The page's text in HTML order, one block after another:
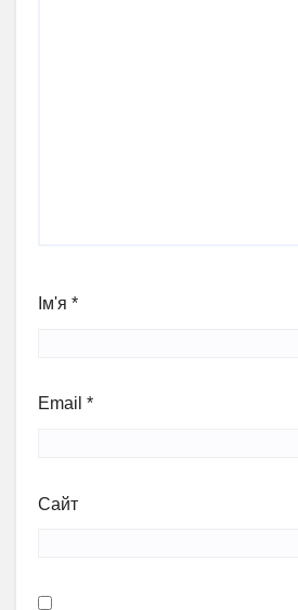
Ім'я *
Email *
Сайт